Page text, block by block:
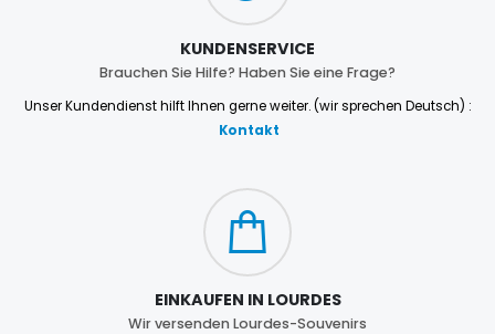
KUNDENSERVICE
Brauchen Sie Hilfe? Haben Sie eine Frage?
Unser Kundendienst hilft Ihnen gerne weiter. (wir sprechen Deutsch) :
Kontakt
EINKAUFEN IN LOURDES
Wir versenden Lourdes-Souvenirs